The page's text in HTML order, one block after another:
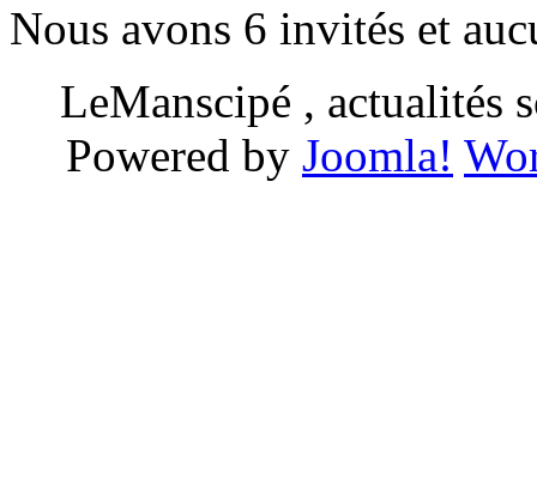
Nous avons 6 invités et
LeManscipé , actualités
Powered by Joomla!